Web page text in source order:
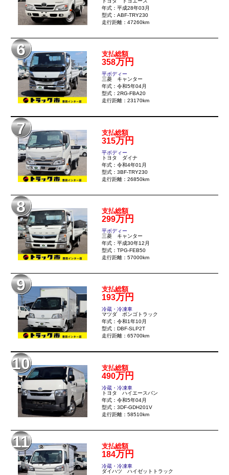
年式：平成28年03月
型式：ABF-TRY230
走行距離：47260km
6 支払総額
358万円
平ボディー
三菱 キャンター
年式：令和5年04月
型式：2RG-FBA20
走行距離：23170km
7 支払総額
315万円
平ボディー
トヨタ ダイナ
年式：令和4年01月
型式：3BF-TRY230
走行距離：26850km
8 支払総額
299万円
平ボディー
三菱 キャンター
年式：平成30年12月
型式：TPG-FEB50
走行距離：57000km
9 支払総額
193万円
冷蔵・冷凍車
マツダ ボンゴトラック
年式：令和1年10月
型式：DBF-SLP2T
走行距離：65700km
10 支払総額
490万円
冷蔵・冷凍車
トヨタ ハイエースバン
年式：令和5年04月
型式：3DF-GDH201V
走行距離：58510km
11 支払総額
184万円
冷蔵・冷凍車
ダイハツ ハイゼットトラック